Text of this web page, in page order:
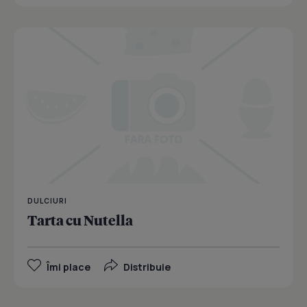
DULCIURI
Tarta cu Nutella
Îmi place Distribuie